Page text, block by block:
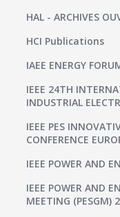
HAL - ARCHIVES
HCI Publications
IAEE ENERGY
IEEE 24TH
INDUSTRIAL
IEEE PES
CONFERENCE
IEEE POWER AND
IEEE POWER AND
MEETING (PESGM)